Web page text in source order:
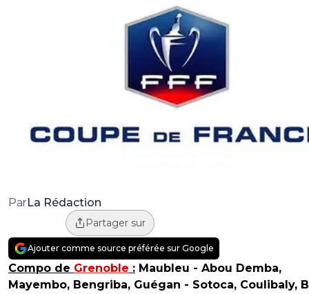
ParLa Rédaction
Partager sur
Ajouter comme source préférée sur Google
Compo de Grenoble : Maubleu - Abou Demba,
Mayembo, Bengriba, Guégan - Sotoca, Coulibaly,